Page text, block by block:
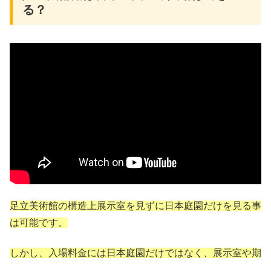
る？
足立美術館の構造上展示室を見ずに日本庭園だけを見る事
は可能です。
しかし、入場料金には日本庭園だけではなく、展示室や期